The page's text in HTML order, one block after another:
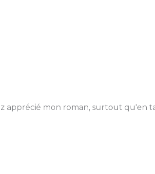
apprécié mon roman, surtout qu'en